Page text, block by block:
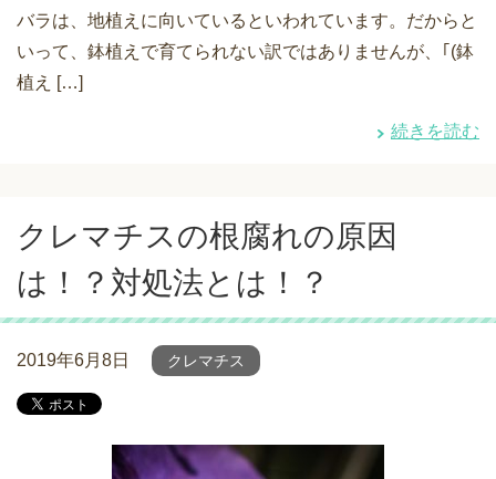
バラは、地植えに向いているといわれています。だからと
いって、鉢植えで育てられない訳ではありませんが、｢(鉢
植え […]
続きを読む
クレマチスの根腐れの原因
は！？対処法とは！？
2019年6月8日 クレマチス